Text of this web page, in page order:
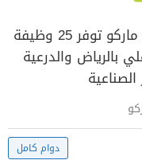
شركة محمد الراشد ماركو توفر 25 وظيفة
بالرياض والدرعية
دوام كامل